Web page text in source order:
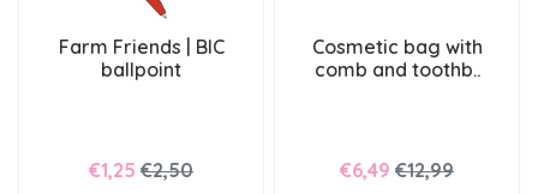
Farm Friends | BIC
ballpoint
€1,25 €2,50
Cosmetic bag with
comb and toothb..
€6,49 €12,99